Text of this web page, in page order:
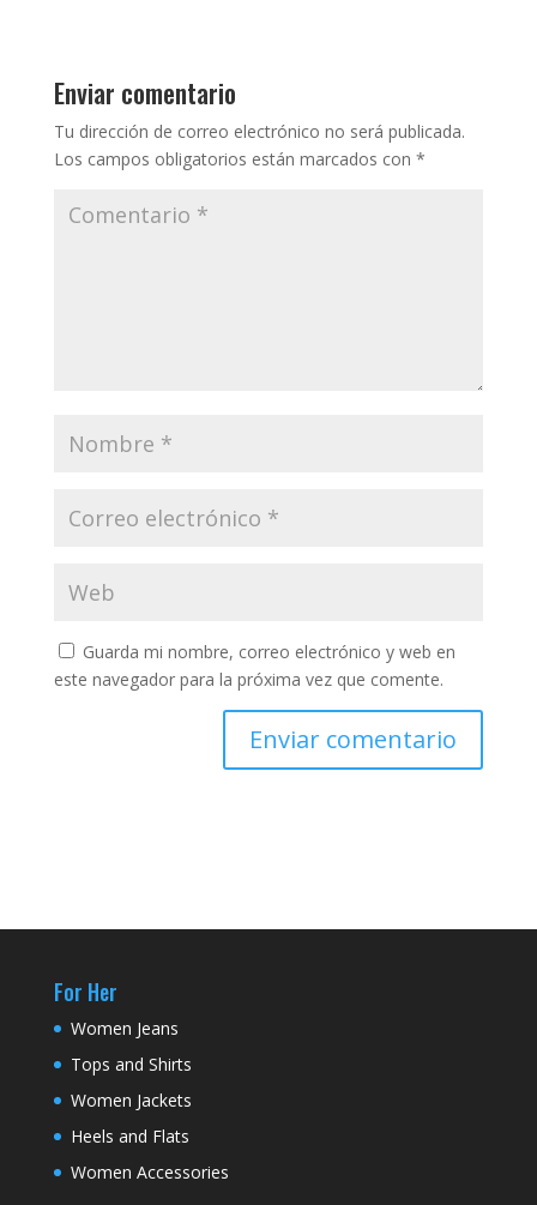
Enviar comentario
Tu dirección de correo electrónico no será publicada.
Los campos obligatorios están marcados con *
Guarda mi nombre, correo electrónico y web en
este navegador para la próxima vez que comente.
For Her
Women Jeans
Tops and Shirts
Women Jackets
Heels and Flats
Women Accessories